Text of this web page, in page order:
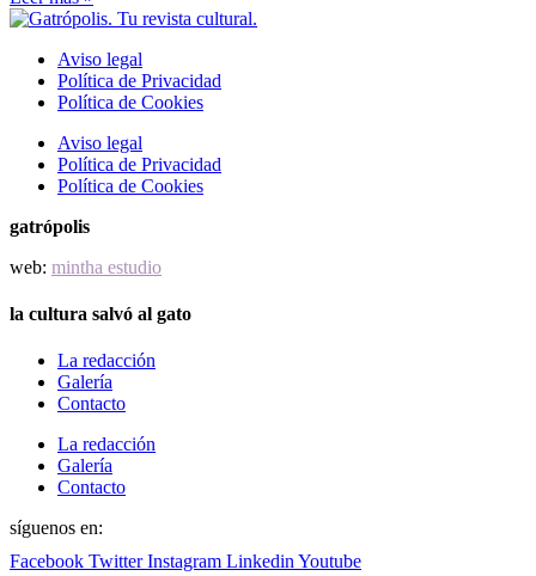
Aviso legal
Política de Privacidad
Política de Cookies
Aviso legal
Política de Privacidad
Política de Cookies
gatrópolis
web: mintha estudio
la cultura salvó al gato
La redacción
Galería
Contacto
La redacción
Galería
Contacto
síguenos en:
Facebook Twitter Instagram LinkedinYoutube